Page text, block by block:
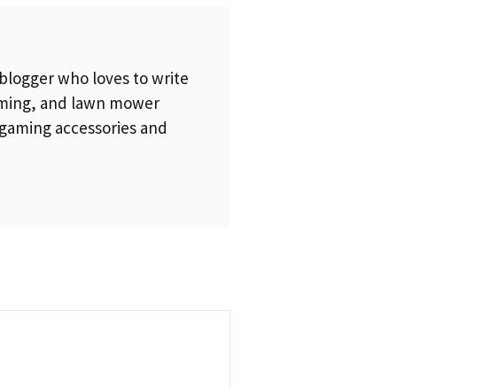
who loves to write
and lawn mower
accessories and